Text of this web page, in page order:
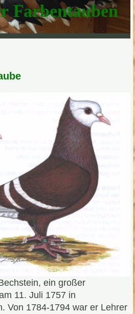
Farbentauben
ein großer
11. Juli 1757 in
Von 1784-1794 war er Lehrer